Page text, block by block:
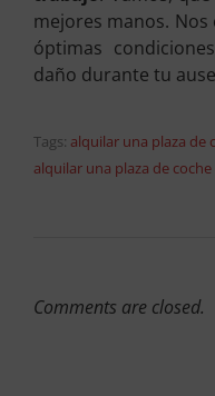
mejores manos.
óptimas
daño durante tu
Tags: alquilar una plaza de
alquilar una plaza de
Comments are closed.